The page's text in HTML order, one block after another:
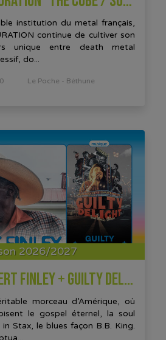
institution du metal français,
continue de cultiver son
unique entre death metal
do...
Le Poche - Béthune
2026/2027
ROBERT FINLEY + GUILTY DELIGHT
morceau d’Amérique, où
le gospel éternel, la soul
in Stax, le blues façon B.B. King.